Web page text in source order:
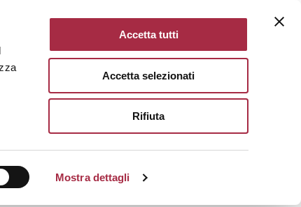
Mostra dettagli
Accetta tutti
Accetta selezionati
Rifiuta